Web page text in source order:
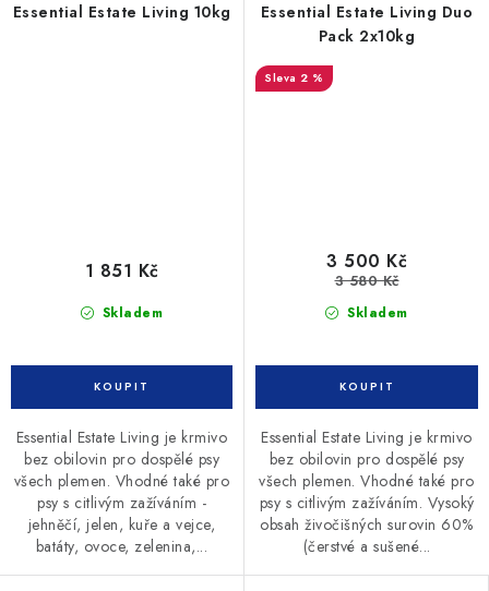
Essential Estate Living 10kg
Skladem
1 851 Kč
Essential Estate Living je krmivo
bez obilovin pro dospělé psy
všech plemen. Vhodné také pro
psy s citlivým zažíváním -
jehněčí, jelen, kuře a vejce,
batáty, ovoce, zelenina,...
Essential Estate Living Duo
Pack 2x10kg
2 %
Skladem
3 500 Kč
3 580 Kč
Essential Estate Living je krmivo
bez obilovin pro dospělé psy
všech plemen. Vhodné také pro
psy s citlivým zažíváním. Vysoký
obsah živočišných surovin 60%
(čerstvé a sušené...